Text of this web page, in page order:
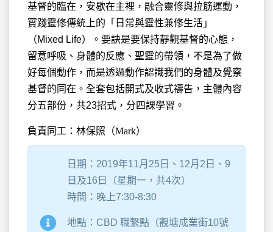
基督的臨在，安歇在主裡，融合靈修與拉筋運動，
實踐靈修傳統上的「日常與靈性兼修生活」
（Mixed Life）。要訣是要保持靜觀基督的心態，
留意呼吸、身體的反應、聖靈的帶領，不是為了做
好每個動作，而是透過動作認識我們的身體及覺察
基督的同在。全套包括開式及收式禱告，主體內容
分五部份，共23招式，分四課學習。
負責同工：林保照（Mark）
日期：2019年11月25日、12月2日、9
日及16日（星期一，共4次）
時間：晚上7:30-8:30
地點：CBD 職繫點（觀塘成業街10號